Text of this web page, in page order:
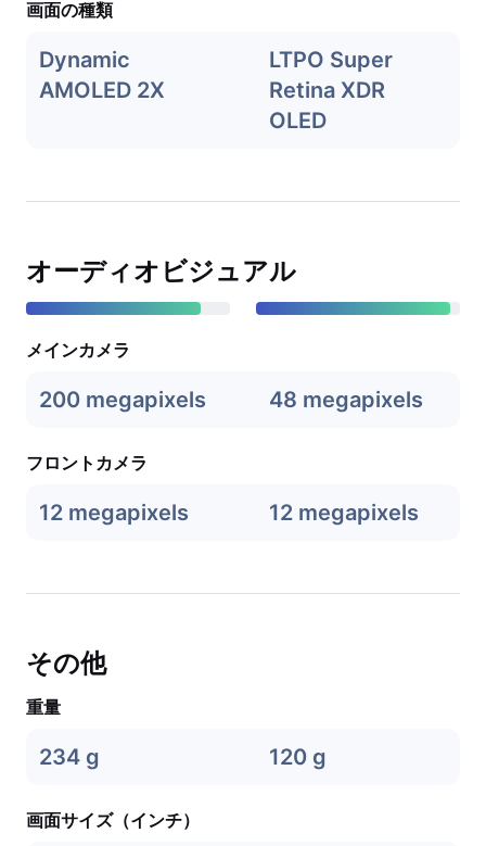
画面の種類
Dynamic
AMOLED 2X
LTPO Super
Retina XDR
OLED
オーディオビジュアル
メインカメラ
200 megapixels 48 megapixels
フロントカメラ
12 megapixels 12 megapixels
その他
重量
234 g 120 g
画面サイズ（インチ）